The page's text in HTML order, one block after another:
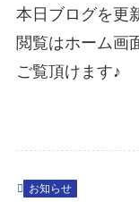
本日ブログを更
閲覧はホーム画
ご覧頂けます♪
お知らせ